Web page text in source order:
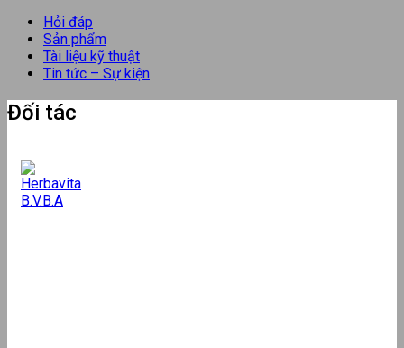
Hỏi đáp
Sản phẩm
Tài liệu kỹ thuật
Tin tức – Sự kiện
Đối tác